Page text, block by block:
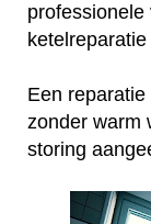
Een
zonder warm
storing